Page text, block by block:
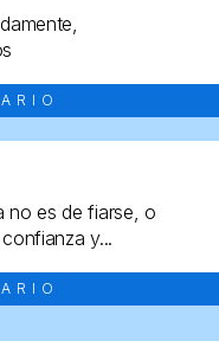
no es de fiarse, o
y...